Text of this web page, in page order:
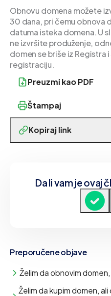
Obnovu domena možete
30 dana, pri čemu obnova
datuma isteka domena. U
ne izvršite produženje,
domen se briše iz Registra
registraciju.
Preuzmi kao PDF
Štampaj
Kopiraj link
Da li vam je ovaj
Preporučene objave
Želim da obnovim
Želim da kupim domen,